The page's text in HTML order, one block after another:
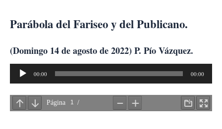
contenido
Parábola del Fariseo y del Publicano.
(Domingo 14 de agosto de 2022) P. Pío Vázquez.
Reproductor
audio
00:00 00:00